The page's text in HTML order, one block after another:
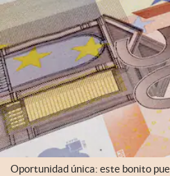
Oportunidad única: este bonito